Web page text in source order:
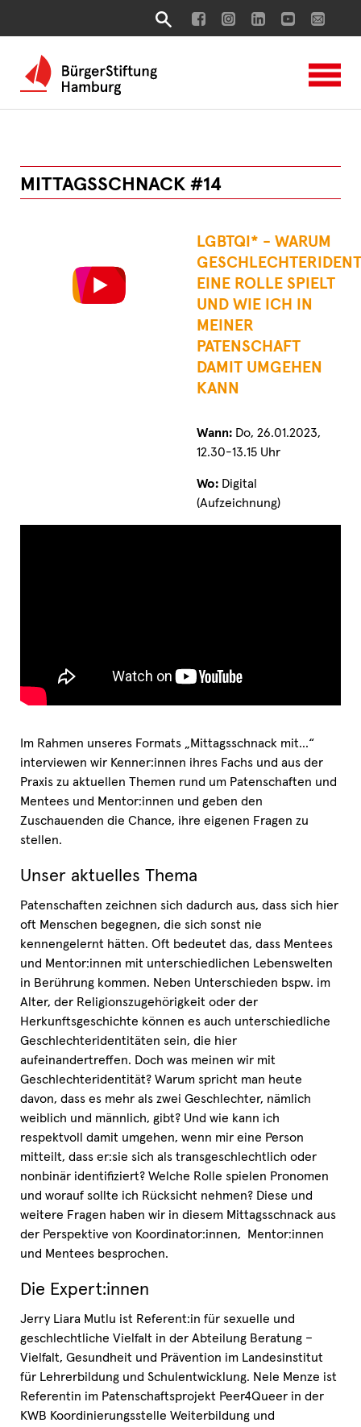
MITTAGSSCHNACK #14
LGBTQI* - WARUM
EINE ROLLE SPIELT
UND WIE ICH IN
MEINER
PATENSCHAFT
DAMIT UMGEHEN
KANN
Wann: Do, 26.01.2023,
12.30-13.15 Uhr
Wo: Digital
(Aufzeichnung)
Im Rahmen unseres Formats „Mittagsschnack mit…“
interviewen wir Kenner:innen ihres Fachs und aus der
Praxis zu aktuellen Themen rund um Patenschaften und
Mentees und Mentor:innen und geben den
Zuschauenden die Chance, ihre eigenen Fragen zu
stellen.
Unser aktuelles Thema
Patenschaften zeichnen sich dadurch aus, dass sich hier
oft Menschen begegnen, die sich sonst nie
kennengelernt hätten. Oft bedeutet das, dass Mentees
und Mentor:innen mit unterschiedlichen Lebenswelten
in Berührung kommen. Neben Unterschieden bspw. im
Alter, der Religionszugehörigkeit oder der
Herkunftsgeschichte können es auch unterschiedliche
Geschlechteridentitäten sein, die hier
aufeinandertreffen. Doch was meinen wir mit
Geschlechteridentität? Warum spricht man heute
davon, dass es mehr als zwei Geschlechter, nämlich
weiblich und männlich, gibt? Und wie kann ich
respektvoll damit umgehen, wenn mir eine Person
mitteilt, dass er:sie sich als transgeschlechtlich oder
nonbinär identifiziert? Welche Rolle spielen Pronomen
und worauf sollte ich Rücksicht nehmen? Diese und
weitere Fragen haben wir in diesem Mittagsschnack aus
der Perspektive von Koordinator:innen, Mentor:innen
und Mentees besprochen.
Die Expert:innen
Jerry Liara Mutlu ist Referent:in für sexuelle und
geschlechtliche Vielfalt in der Abteilung Beratung –
Vielfalt, Gesundheit und Prävention im Landesinstitut
für Lehrerbildung und Schulentwicklung. Nele Menze ist
Referentin im Patenschaftsprojekt Peer4Queer in der
KWB Koordinierungsstelle Weiterbildung und